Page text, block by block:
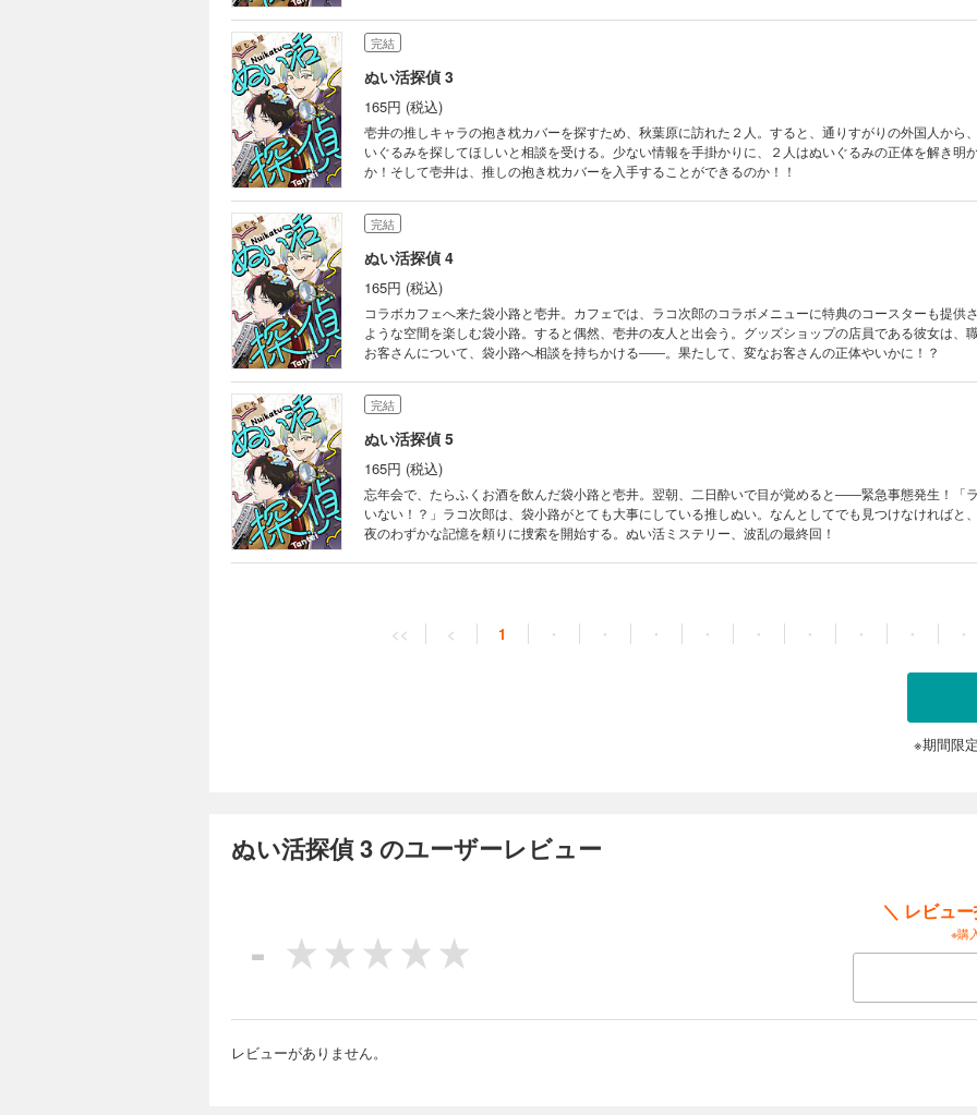
完結
ぬい活探偵 3
165円 (税込)
壱井の推しキャラの抱き枕カバーを探すため、秋葉原に訪れた２人。すると、通りすがりの外国人から
いぐるみを探してほしいと相談を受ける。少ない情報を手掛かりに、２人はぬいぐるみの正体を解き明
か！そして壱井は、推しの抱き枕カバーを入手することができるのか！！
完結
ぬい活探偵 4
165円 (税込)
コラボカフェへ来た袋小路と壱井。カフェでは、ラコ次郎のコラボメニューに特典のコースターも提供
ような空間を楽しむ袋小路。すると偶然、壱井の友人と出会う。グッズショップの店員である彼女は、
お客さんについて、袋小路へ相談を持ちかける――。果たして、変なお客さんの正体やいかに！？
完結
ぬい活探偵 5
165円 (税込)
忘年会で、たらふくお酒を飲んだ袋小路と壱井。翌朝、二日酔いで目が覚めると――緊急事態発生！「
いない！？」ラコ次郎は、袋小路がとても大事にしている推しぬい。なんとしてでも見つけなければと
夜のわずかな記憶を頼りに捜索を開始する。ぬい活ミステリー、波乱の最終回！
<< < 1 ・ ・ ・ ・ ・ ・ ・ ・ ・
※期間限
ぬい活探偵 3 のユーザーレビュー
-
＼ レビュ
※購
レビューがありません。